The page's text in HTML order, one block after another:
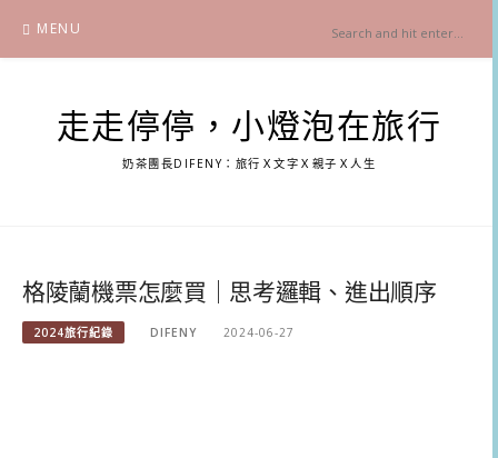
content
MENU
走走停停，小燈泡在旅行
奶茶團長DIFENY：旅行Ｘ文字Ｘ親子Ｘ人生
格陵蘭機票怎麼買｜思考邏輯、進出順序
2024旅行紀錄 DIFENY 2024-06-27